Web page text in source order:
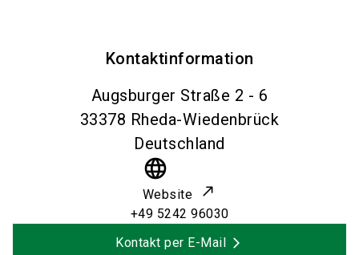
Kontaktinformation
Augsburger Straße 2 - 6
33378 Rheda-Wiedenbrück
Deutschland
language
Website
+49 5242 96030
Kontakt per E-Mail